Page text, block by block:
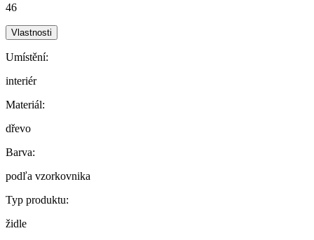
46
Vlastnosti
Umístění:
interiér
Materiál:
dřevo
Barva:
podľa vzorkovnika
Typ produktu:
židle